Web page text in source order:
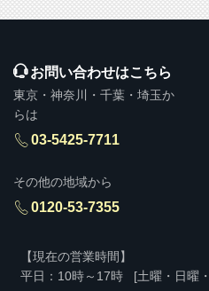
お問い合わせはこちら
東京・神奈川・千葉・埼玉か
らは
03-5425-7711
その他の地域から
0120-53-7355
【現在の営業時間】
平日：10時～17時
[土曜・日曜